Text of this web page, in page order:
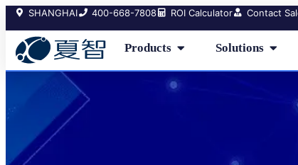
SHANGHAI 400-668-7808 ROI Calculator Contact
Products Solutions